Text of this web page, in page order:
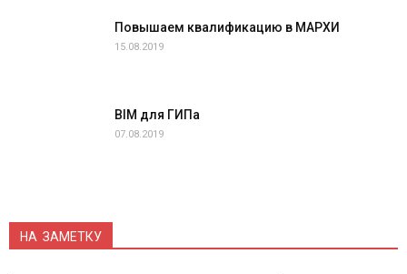
Повышаем квалификацию в МАРХИ
15.08.2019
BIM для ГИПа
07.08.2019
НА ЗАМЕТКУ